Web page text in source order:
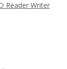
Reader Writer